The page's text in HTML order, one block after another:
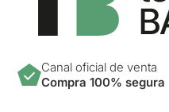
Canal oficial de venta
Compra 100% segura